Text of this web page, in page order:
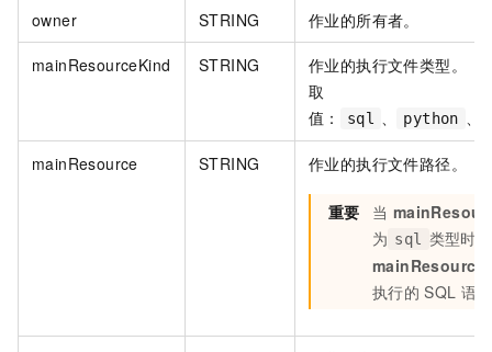
​owner STRING 作业的所有者。
mainResourceKind STRING
作业的执行文件类型。
取
值：
sql 、 python 、
mainResource​ STRING 作业的执行文件路径。
重要 当
为 sql 类型时，
mainResource
执行的 SQL 语